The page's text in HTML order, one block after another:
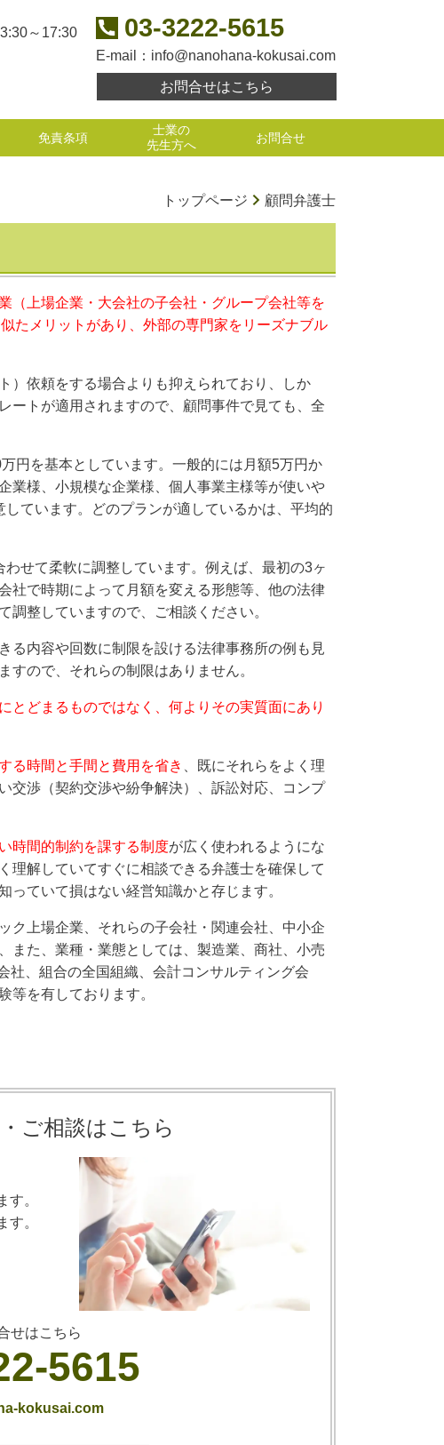
～17:30 03-3222-5615
E-mail： info@nanohana-kokusai.com
お問合せはこちら
免責条項
士業の
先生方へ
お問合せ
トップページ 顧問弁護士
（上場企業・大会社の子会社・グループ会社等を
たメリットがあり、外部の専門家をリーズナブル
）依頼をする場合よりも抑えられており、しか
ートが適用されますので、顧問事件で見ても、全
円を基本としています。一般的には月額5万円か
業様、小規模な企業様、個人事業主様等が使いや
ています。どのプランが適しているかは、平均的
せて柔軟に調整しています。例えば、最初の3ヶ
社で時期によって月額を変える形態等、他の法律
整していますので、ご相談ください。
る内容や回数に制限を設ける法律事務所の例も見
すので、それらの制限はありません。
とどまるものではなく、何よりその実質面にあり
る時間と手間と費用を省き
、既にそれらをよく理
交渉（契約交渉や紛争解決）、訴訟対応、コンプ
時間的制約を課する制度が広く使われるようにな
理解していてすぐに相談できる弁護士を確保して
ていて損はない経営知識かと存じます。
ク上場企業、それらの子会社・関連会社、中小企
また、業種・業態としては、製造業、商社、小売
社、組合の全国組織、会計コンサルティング会
等を有しております。
ご相談はこちら
す。
す。
せはこちら
5615
kokusai.com